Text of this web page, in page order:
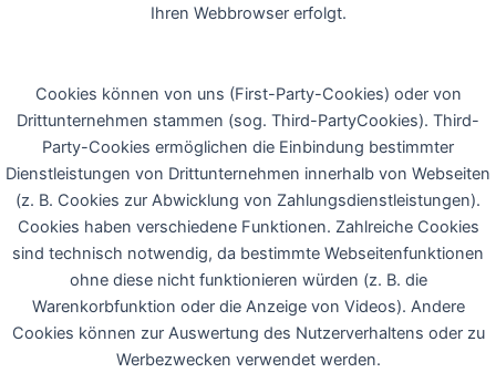
Ihren Webbrowser erfolgt.
Cookies können von uns (First-Party-Cookies) oder von
Drittunternehmen stammen (sog. Third-PartyCookies). Third-
Party-Cookies ermöglichen die Einbindung bestimmter
Dienstleistungen von Drittunternehmen innerhalb von Webseiten
(z. B. Cookies zur Abwicklung von Zahlungsdienstleistungen).
Cookies haben verschiedene Funktionen. Zahlreiche Cookies
sind technisch notwendig, da bestimmte Webseitenfunktionen
ohne diese nicht funktionieren würden (z. B. die
Warenkorbfunktion oder die Anzeige von Videos). Andere
Cookies können zur Auswertung des Nutzerverhaltens oder zu
Werbezwecken verwendet werden.